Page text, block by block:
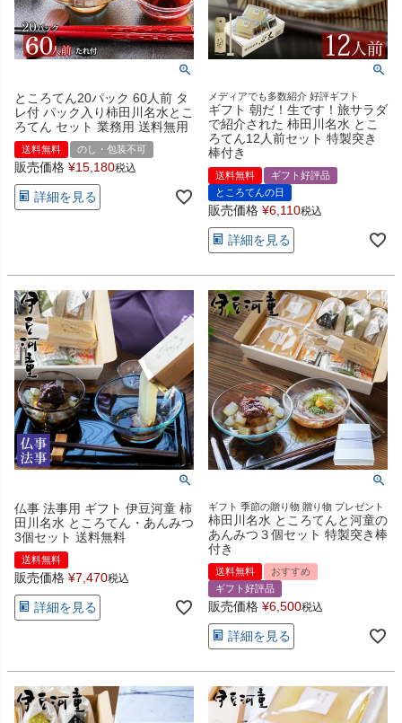
ところてん20パック 60人前 タ
レ付 パック入り柿田川名水とこ
ろてん セット 業務用 送料無用
送料無料 のし・包装不可
販売価格 ¥15,180税込
詳細を見る
メディアでも多数紹介 好評ギフト
ギフト 朝だ！生です！旅サラダ
で紹介された 柿田川名水 とこ
ろてん12人前セット 特製突き
棒付き
送料無料
ギフト好評品
ところてんの日
販売価格 ¥6,110税込
詳細を見る
仏事 法事用 ギフト 伊豆河童 柿
田川名水 ところてん・あんみつ
3個セット 送料無料
送料無料
販売価格 ¥7,470税込
詳細を見る
ギフト 季節の贈り物 贈り物 プレゼント
柿田川名水 ところてんと河童の
あんみつ３個セット 特製突き棒
付き
送料無料
おすすめ
ギフト好評品
販売価格 ¥6,500税込
詳細を見る